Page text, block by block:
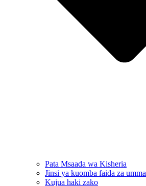
Pata Msaada wa Kisheria
Jinsi ya kuomba faida za umma
Kujua haki zako